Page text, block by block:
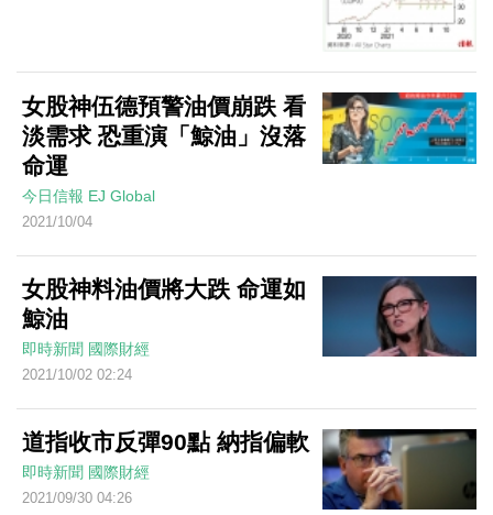
女股神伍德預警油價崩跌 看
淡需求 恐重演「鯨油」沒落
命運
今日信報 EJ Global
2021/10/04
女股神料油價將大跌 命運如
鯨油
即時新聞 國際財經
2021/10/02 02:24
道指收市反彈90點 納指偏軟
即時新聞 國際財經
2021/09/30 04:26